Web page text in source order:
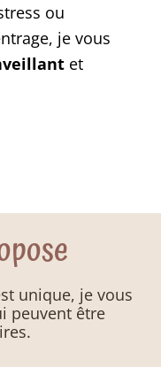
ou
je vous
et
unique, je vous
peuvent être